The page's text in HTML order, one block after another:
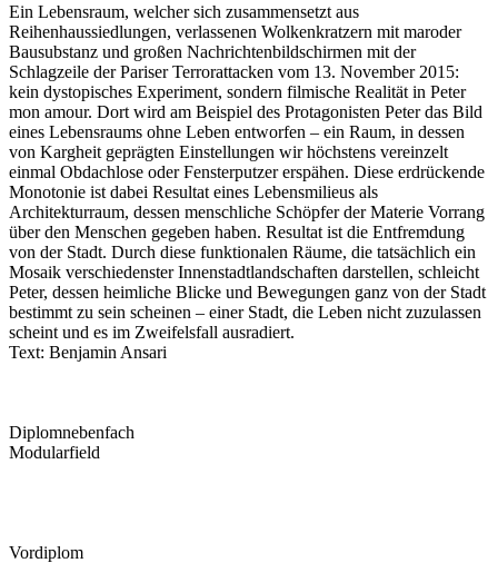
Ein Lebensraum, welcher sich zusammensetzt aus
Reihenhaussiedlungen, verlassenen Wolkenkratzern mit maroder
Bausubstanz und großen Nachrichtenbildschirmen mit der
Schlagzeile der Pariser Terrorattacken vom 13. November 2015:
kein dystopisches Experiment, sondern filmische Realität in Peter
mon amour. Dort wird am Beispiel des Protagonisten Peter das Bild
eines Lebensraums ohne Leben entworfen – ein Raum, in dessen
von Kargheit geprägten Einstellungen wir höchstens vereinzelt
einmal Obdachlose oder Fensterputzer erspähen. Diese erdrückende
Monotonie ist dabei Resultat eines Lebensmilieus als
Architekturraum, dessen menschliche Schöpfer der Materie Vorrang
über den Menschen gegeben haben. Resultat ist die Entfremdung
von der Stadt. Durch diese funktionalen Räume, die tatsächlich ein
Mosaik verschiedenster Innenstadtlandschaften darstellen, schleicht
Peter, dessen heimliche Blicke und Bewegungen ganz von der Stadt
bestimmt zu sein scheinen – einer Stadt, die Leben nicht zuzulassen
scheint und es im Zweifelsfall ausradiert.
Text: Benjamin Ansari
Diplom­nebenfach
Modularfield
Vordiplom